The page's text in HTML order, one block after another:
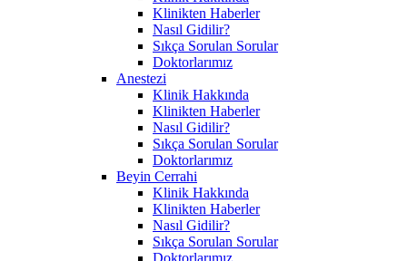
Klinikten Haberler
Nasıl Gidilir?
Sıkça Sorulan Sorular
Doktorlarımız
Anestezi
Klinik Hakkında
Klinikten Haberler
Nasıl Gidilir?
Sıkça Sorulan Sorular
Doktorlarımız
Beyin Cerrahi
Klinik Hakkında
Klinikten Haberler
Nasıl Gidilir?
Sıkça Sorulan Sorular
Doktorlarımız